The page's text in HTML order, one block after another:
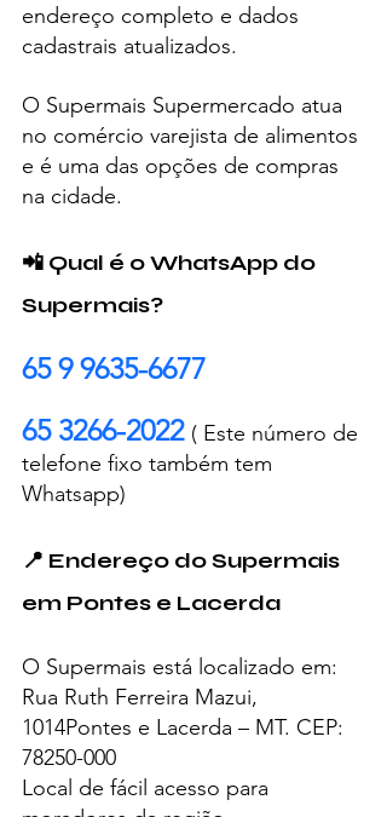
endereço completo e dados
cadastrais atualizados.
O Supermais Supermercado atua
no comércio varejista de alimentos
e é uma das opções de compras
na cidade.
📲 Qual é o WhatsApp do
Supermais?
65 9 9635-6677
65 3266-2022 ( Este número de
telefone fixo também tem
Whatsapp)
📍 Endereço do Supermais
em Pontes e Lacerda
O Supermais está localizado em:
Rua Ruth Ferreira Mazui,
1014Pontes e Lacerda – MT. CEP:
78250-000
Local de fácil acesso para